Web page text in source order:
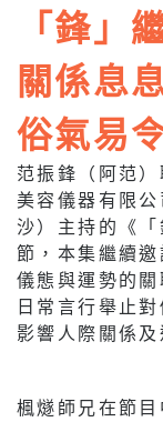
「鋒」
關係息
俗氣易
范振鋒（阿范
美容儀器有限
沙）主持的《
節，本集繼續邀
儀態與運勢的關
日常言行舉止
影響人際關係及
楓燧師兄在節